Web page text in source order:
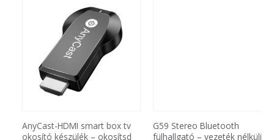
AnyCast-HDMI smart box tv
okosító készülék – okosítsd
G59 Stereo Bluetooth
fülhallgató – vezeték nélküli,